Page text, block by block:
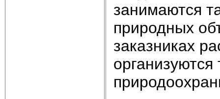
занимаются
природных
заказниках
организуются